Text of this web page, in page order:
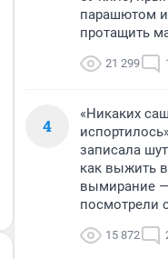
парашютом
протащить
21 299
4
«Никаких
записала
как выжить
вымирание
посмотрели
15 872